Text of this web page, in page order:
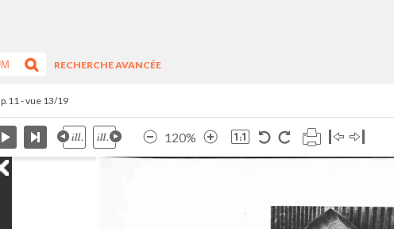
RECHERCHE AVANCÉE
p.11 - vue 13/19
120%